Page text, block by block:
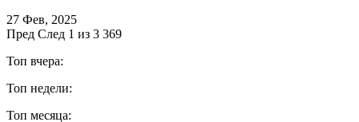
27 Фев, 2025
Пред След 1 из 3 369
Топ вчера:
Топ недели:
Топ месяца: